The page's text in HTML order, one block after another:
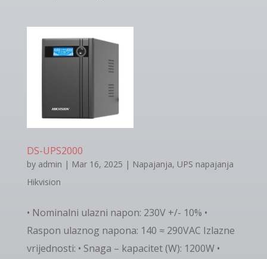
DS-UPS2000
by admin | Mar 16, 2025 | Napajanja, UPS napajanja
Hikvision
• Nominalni ulazni napon: 230V +/- 10% •
Raspon ulaznog napona: 140 ≈ 290VAC Izlazne
vrijednosti: • Snaga – kapacitet (W): 1200W •